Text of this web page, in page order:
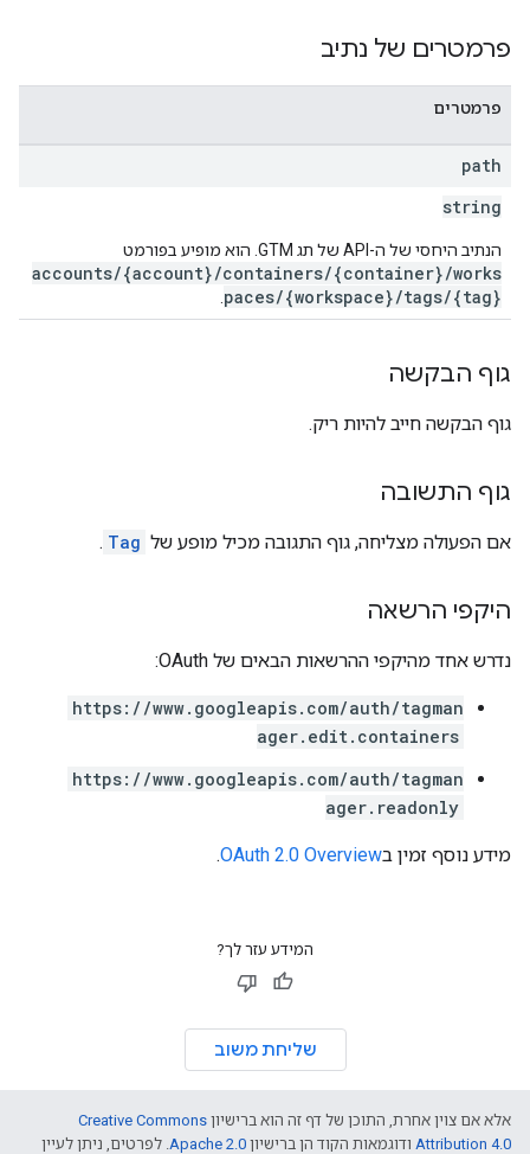
פרמטרים של נתיב
פרמטרים
path
string
הנתיב היחסי של ה-API של תג GTM. הוא מופיע בפורמט
accounts/{account}/containers/{container}/works
paces/{workspace}/tags/{tag}
גוף הבקשה
גוף הבקשה חייב להיות ריק.
גוף התשובה
אם הפעולה מצליחה, גוף התגובה מכיל מופע של Tag
.
היקפי הרשאה
נדרש אחד מהיקפי ההרשאות הבאים של OAuth:
https://www.googleapis.com/auth/tagman
ager.edit.containers
https://www.googleapis.com/auth/tagman
ager.readonly
מידע נוסף זמין בOAuth 2.0 Overview
.
המידע עזר לך?
שליחת משוב
אלא אם צוין אחרת, התוכן של דף זה הוא ברישיון Creative Commons
Attribution 4.0 ודוגמאות הקוד הן ברישיון Apache 2.0. לפרטים, ניתן לעיין